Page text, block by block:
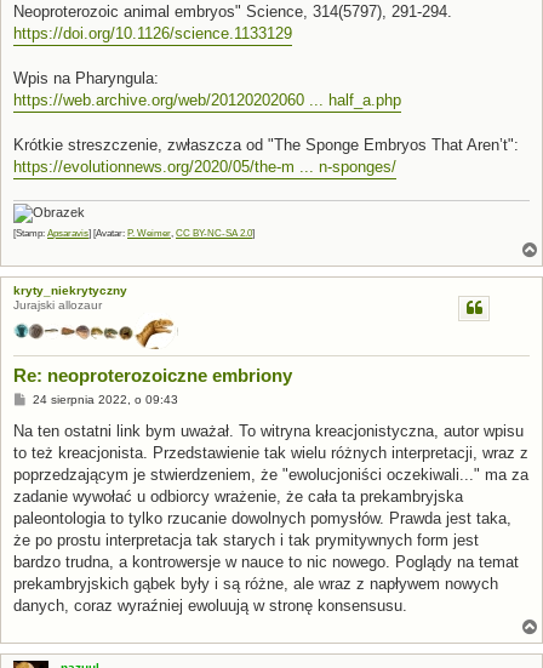
Neoproterozoic animal embryos" Science, 314(5797), 291-294.
https://doi.org/10.1126/science.1133129
Wpis na Pharyngula:
https://web.archive.org/web/20120202060 ... half_a.php
Krótkie streszczenie, zwłaszcza od "The Sponge Embryos That Aren’t":
https://evolutionnews.org/2020/05/the-m ... n-sponges/
[Stamp: Apsaravis] [Avatar: P. Weimer, CC BY-NC-SA 2.0]
kryty_niekrytyczny
Jurajski allozaur
Re: neoproterozoiczne embriony
P
s
24 sierpnia 2022, o 09:43
Na ten ostatni link bym uważał. To witryna kreacjonistyczna, autor wpisu
to też kreacjonista. Przedstawienie tak wielu różnych interpretacji, wraz z
poprzedzającym je stwierdzeniem, że "ewolucjoniści oczekiwali..." ma za
zadanie wywołać u odbiorcy wrażenie, że cała ta prekambryjska
paleontologia to tylko rzucanie dowolnych pomysłów. Prawda jest taka,
że po prostu interpretacja tak starych i tak prymitywnych form jest
bardzo trudna, a kontrowersje w nauce to nic nowego. Poglądy na temat
prekambryjskich gąbek były i są różne, ale wraz z napływem nowych
danych, coraz wyraźniej ewoluują w stronę konsensusu.